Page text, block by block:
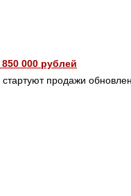
000 рублей
продажи